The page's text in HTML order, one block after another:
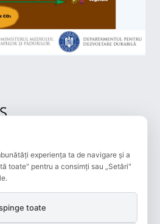
experiența ta de navigare și a
toate" pentru a consimți sau „Setări"
toate